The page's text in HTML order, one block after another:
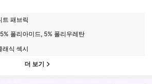
트 패브릭
폴리아미드, 5% 폴리우레탄
래식 섹시
더 보기